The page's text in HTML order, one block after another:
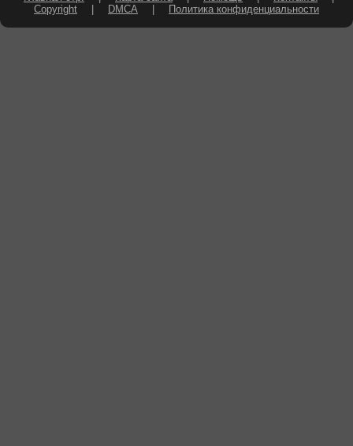
Copyright
DMCA Политика конфиденциальности